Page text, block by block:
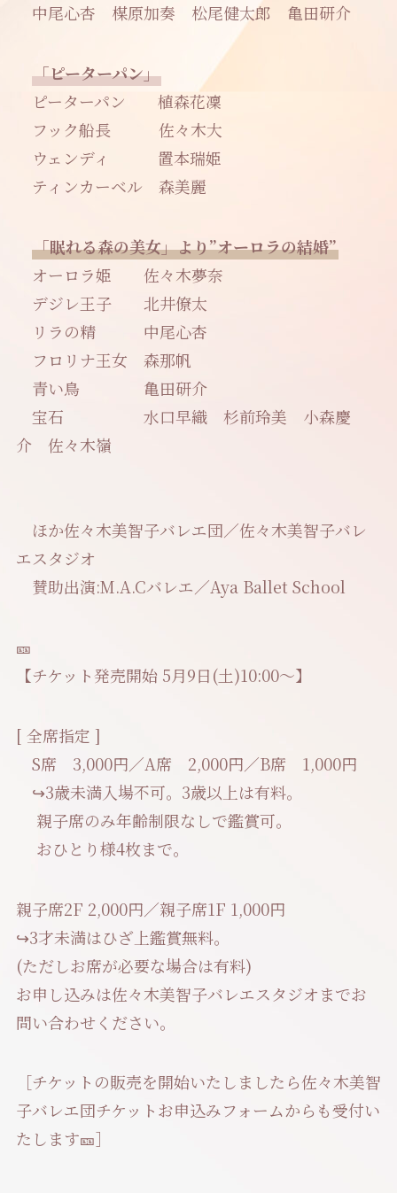
中尾心杏 楳原加奏 松尾健太郎 亀田研介
「ピーターパン」
ピーターパン 植森花凜
フック船長 佐々木大
ウェンディ 置本瑞姫
ティンカーベル 森美麗
「眠れる森の美女」より”オーロラの結婚”
オーロラ姫 佐々木夢奈
デジレ王子 北井僚太
リラの精 中尾心杏
フロリナ王女 森那帆
青い鳥 亀田研介
宝石 水口早織 杉前玲美 小森慶
介 佐々木嶺
ほか佐々木美智子バレエ団／佐々木美智子バレ
エスタジオ
賛助出演:M.A.Cバレエ／Aya Ballet School
🎫
【チケット発売開始 5月9日(土)10:00〜】
[ 全席指定 ]
S席 3,000円／A席 2,000円／B席 1,000円
↪︎3歳未満入場不可。3歳以上は有料。
親子席のみ年齢制限なしで鑑賞可。
おひとり様4枚まで。
親子席2F 2,000円／親子席1F 1,000円
↪︎3才未満はひざ上鑑賞無料。
(ただしお席が必要な場合は有料)
お申し込みは佐々木美智子バレエスタジオまでお
問い合わせください。
［チケットの販売を開始いたしましたら佐々木美智
子バレエ団チケットお申込みフォームからも受付い
たします🎫］